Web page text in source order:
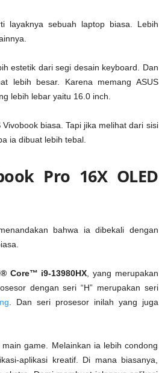
layaknya sebuah laptop biasa. Lebih
estetik dari segi desain keyboard. Dan
lebih besar. Karena memang ASUS
lebih lebar yaitu 16.0 inch.
biasa. Tapi jika melihat dari sisi
ia dibuat lebih tebal.
Pro 16X OLED
bahwa ia dibekali dengan
Core™ i9-13980HX , yang merupakan
dengan seri “H” merupakan seri
. Dan seri prosesor inilah yang juga
game. Melainkan ia lebih condong
aplikasi kreatif. Di mana biasanya,